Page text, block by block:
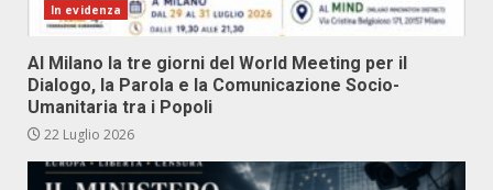
In evidenza
Al Milano la tre giorni del World Meeting per il
Dialogo, la Parola e la Comunicazione Socio-
Umanitaria tra i Popoli
22 Luglio 2026